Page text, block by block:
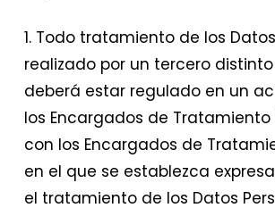
1. Todo tratamiento de los
realizado por un tercero distinto
deberá estar regulado en un
los Encargados de Tratamiento
con los Encargados de
en el que se establezca
el tratamiento de los Datos